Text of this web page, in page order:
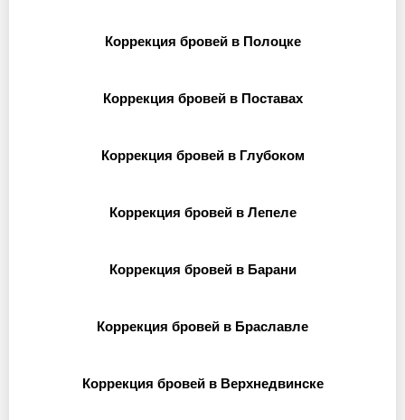
Коррекция бровей в Полоцке
Коррекция бровей в Поставах
Коррекция бровей в Глубоком
Коррекция бровей в Лепеле
Коррекция бровей в Барани
Коррекция бровей в Браславле
Коррекция бровей в Верхнедвинске